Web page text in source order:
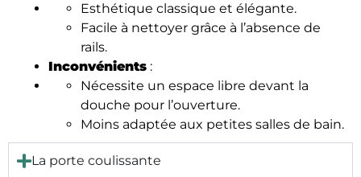
Esthétique classique et élégante.
Facile à nettoyer grâce à l’absence de
rails.
Inconvénients :
Nécessite un espace libre devant la
douche pour l’ouverture.
Moins adaptée aux petites salles de bain.
La porte coulissante